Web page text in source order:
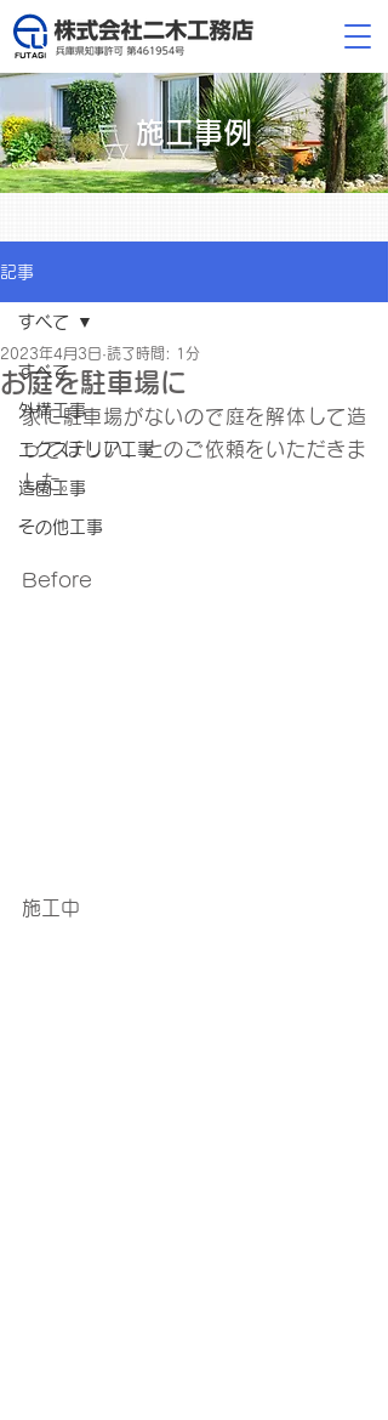
施工事例
記事
すべて
外構工事
エクステリア工事
造園工事
その他工事
すべて
お庭を駐車場に
2023年4月3日 読了時間: 1分
家に駐車場がないので庭を解体して造
ってほしい、とのご依頼をいただきま
した。
Before
施工中